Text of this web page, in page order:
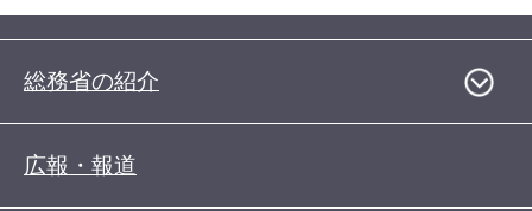
総務省の紹介
広報・報道